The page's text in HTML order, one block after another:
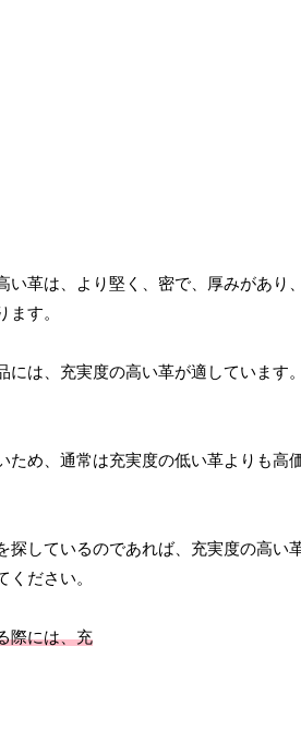
い革は、より堅く、密で、厚みがあり
す。
には、充実度の高い革が適しています
ため、通常は充実度の低い革よりも高
しているのであれば、充実度の高い
ださい。
際には、充